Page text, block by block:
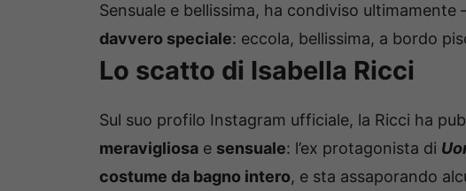
Sensuale e bellissima, ha condiviso ultimamente
davvero speciale: eccola, bellissima, a bordo
Lo scatto di Isabella Ricci
Sul suo profilo Instagram ufficiale, la Ricci ha
meravigliosa e sensuale: l’ex protagonista di
costume da bagno intero, e sta assaporando